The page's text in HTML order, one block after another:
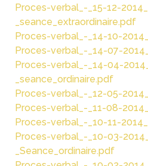
Proces-verbal_-_15-12-
_seance_extraordinaire.pdf
Proces-verbal_-_14-10-
Proces-verbal_-_14-07-
Proces-verbal_-_14-04-
_seance_ordinaire.pdf
Proces-verbal_-_12-05-
Proces-verbal_-_11-08-
Proces-verbal_-_10-11-
Proces-verbal_-_10-03-
_Seance_ordinaire.pdf